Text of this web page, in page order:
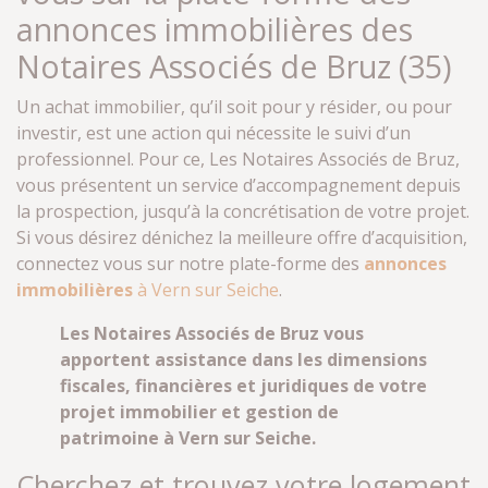
annonces immobilières des
Notaires Associés de Bruz (35)
Un achat immobilier, qu’il soit pour y résider, ou pour
investir, est une action qui nécessite le suivi d’un
professionnel. Pour ce, Les Notaires Associés de Bruz,
vous présentent un service d’accompagnement depuis
la prospection, jusqu’à la concrétisation de votre projet.
Si vous désirez dénichez la meilleure offre d’acquisition,
connectez vous sur notre plate-forme des annonces
immobilières à Vern sur Seiche.
Les Notaires Associés de Bruz vous
apportent assistance dans les dimensions
fiscales, financières et juridiques de votre
projet immobilier et gestion de
patrimoine à Vern sur Seiche.